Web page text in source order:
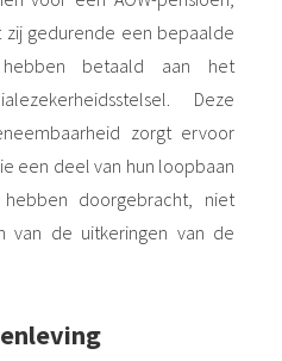
gedurende een bepaalde
betaald aan het
Deze
zorgt ervoor
een deel van hun loopbaan
doorgebracht, niet
van de uitkeringen van de